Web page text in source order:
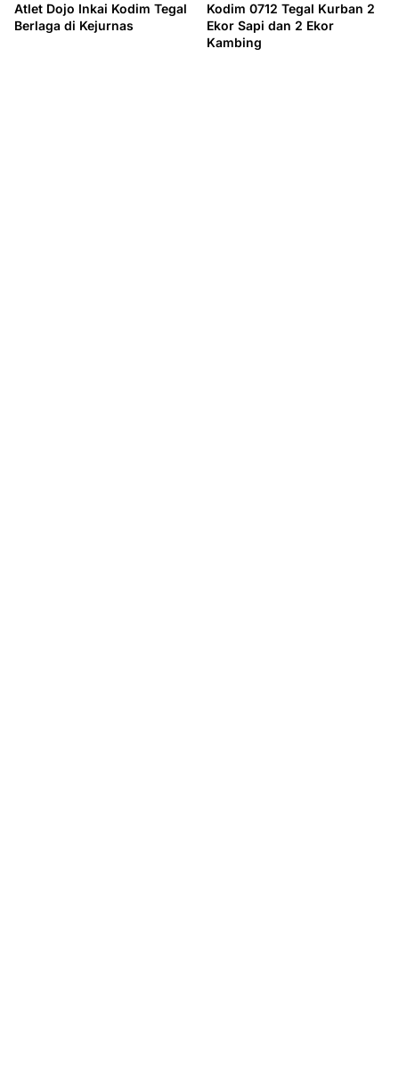
Atlet Dojo Inkai Kodim Tegal
Berlaga di Kejurnas
Kodim 0712 Tegal Kurban 2
Ekor Sapi dan 2 Ekor
Kambing